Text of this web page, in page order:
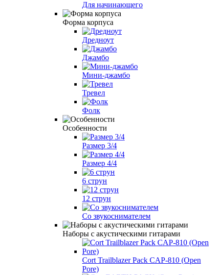
Для начинающего
Форма корпуса
Дредноут
Джамбо
Мини-джамбо
Тревел
Фолк
Особенности
Размер 3/4
Размер 4/4
6 струн
12 струн
Со звукоснимателем
Наборы с акустическими гитарами
Cort Trailblazer Pack CAP-810 (Open
Pore)